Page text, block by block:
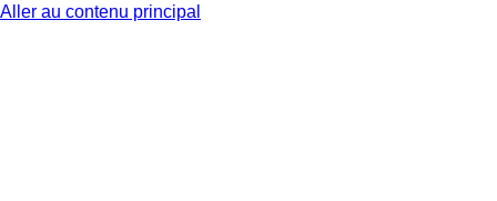
Aller au contenu principal